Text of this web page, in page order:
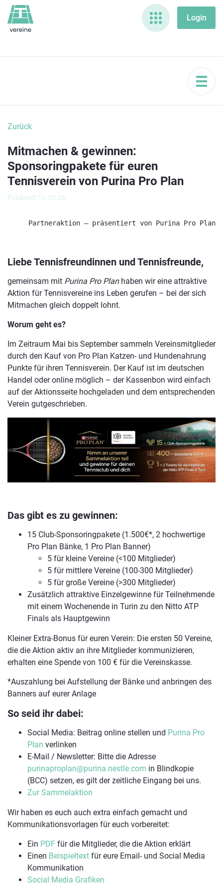
Zurück
Mitmachen & gewinnen:
Sponsoringpakete für euren
Tennisverein von Purina Pro Plan
Publiziert 13.05.26
Liebe Tennisfreundinnen und Tennisfreunde,
gemeinsam mit Purina Pro Planhaben wir eine attraktive
Aktion für Tennisvereine ins Leben gerufen – bei der sich
Mitmachen gleich doppelt lohnt.
Worum geht es?
Im Zeitraum Mai bis September sammeln Vereinsmitglieder
durch den Kauf von Pro Plan Katzen- und Hundenahrung
Punkte für ihren Tennisverein. Der Kauf ist im deutschen
Handel oder online möglich – der Kassenbon wird einfach
auf der Aktionsseite hochgeladen und dem entsprechenden
Verein gutgeschrieben.
Das gibt es zu gewinnen:
15 Club-Sponsoringpakete (1.500€*, 2 hochwertige
Pro Plan Bänke, 1 Pro Plan Banner)
5 für kleine Vereine (<100 Mitglieder)
5 für mittlere Vereine (100-300 Mitglieder)
5 für große Vereine (>300 Mitglieder)
Zusätzlich attraktive Einzelgewinne für Teilnehmende
mit einem Wochenende in Turin zu den Nitto ATP
Finals als Hauptgewinn
Kleiner Extra-Bonus für euren Verein: Die ersten 50 Vereine,
die die Aktion aktiv an ihre Mitglieder kommunizieren,
erhalten eine Spende von 100 € für die Vereinskasse.
*Auszahlung bei Aufstellung der Bänke und anbringen des
Banners auf eurer Anlage
So seid ihr dabei:
Social Media: Beitrag online stellen und Purina Pro
Plan verlinken
E-Mail / Newsletter: Bitte die Adresse
purinaproplan@purina.nestle.com in Blindkopie
(BCC) setzen, es gilt der zeitliche Eingang bei uns.
Zur Sammelaktion
Wir haben es euch auch extra einfach gemacht und
Kommunikationsvorlagen für euch vorbereitet:
Ein PDF für die Mitglieder, die die Aktion erklärt
Einen Beispieltext für eure Email- und Social Media
Kommunikation
Social Media Grafiken